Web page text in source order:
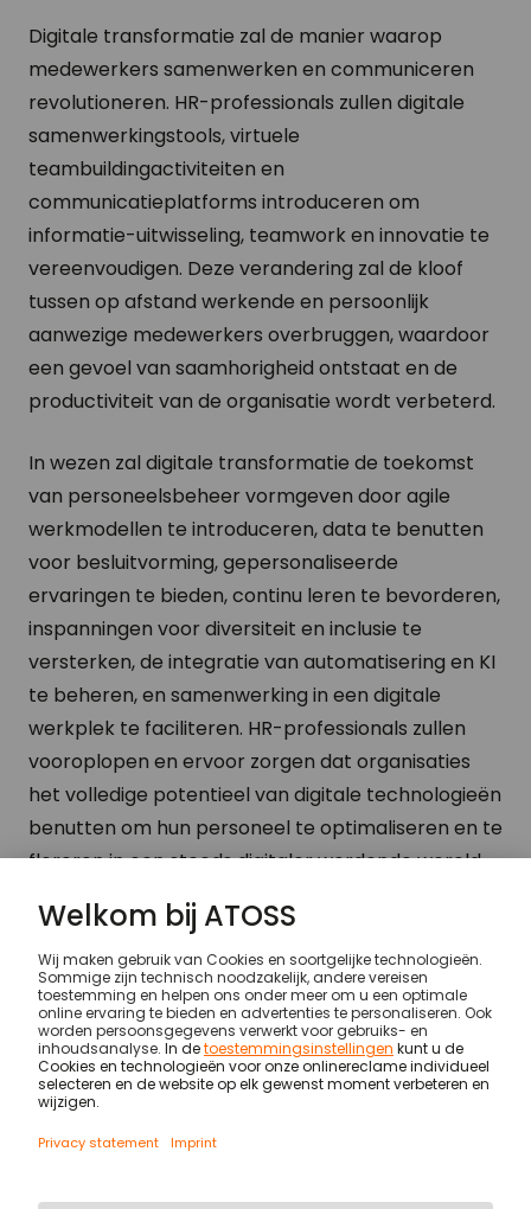
Digitale transformatie zal de manier waarop
medewerkers samenwerken en communiceren
revolutioneren. HR-professionals zullen digitale
samenwerkingstools, virtuele
teambuildingactiviteiten en
communicatieplatforms introduceren om
informatie-uitwisseling, teamwork en innovatie te
vereenvoudigen. Deze verandering zal de kloof
tussen op afstand werkende en persoonlijk
aanwezige medewerkers overbruggen, waardoor
een gevoel van saamhorigheid ontstaat en de
productiviteit van de organisatie wordt verbeterd.
In wezen zal digitale transformatie de toekomst
van personeelsbeheer vormgeven door agile
werkmodellen te introduceren, data te benutten
voor besluitvorming, gepersonaliseerde
ervaringen te bieden, continu leren te bevorderen,
inspanningen voor diversiteit en inclusie te
versterken, de integratie van automatisering en KI
te beheren, en samenwerking in een digitale
werkplek te faciliteren. HR-professionals zullen
vooroplopen en ervoor zorgen dat organisaties
het volledige potentieel van digitale technologieën
benutten om hun personeel te optimaliseren en te
floreren in een steeds digitaler wordende wereld.
Kennis & inspiratie … Digitale transformatie: Een
Imprint General terms and conditions